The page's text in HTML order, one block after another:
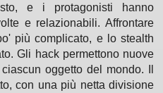
e i protagonisti hanno
e relazionabili. Affrontare
più complicato, e lo stealth
Gli hack permettono nuove
oggetto del mondo. Il
con una più netta divisione